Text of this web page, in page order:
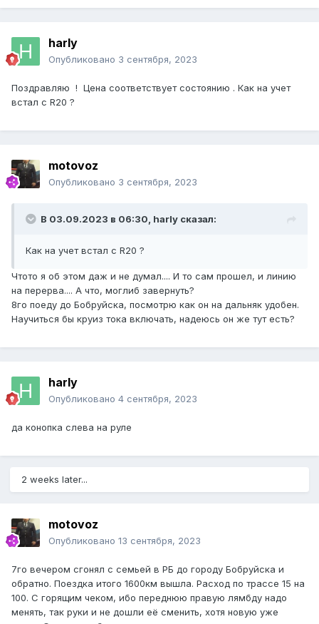
harly
Опубликовано 3 сентября, 2023
Поздравляю ! Цена соответствует состоянию . Как на учет
встал с R20 ?
motovoz
Опубликовано 3 сентября, 2023
В 03.09.2023 в 06:30, harly сказал:
Как на учет встал с R20 ?
Чтото я об этом даж и не думал.... И то сам прошел, и линию
на перерва.... А что, моглиб завернуть?
8го поеду до Бобруйска, посмотрю как он на дальняк удобен.
Научиться бы круиз тока включать, надеюсь он же тут есть?
harly
Опубликовано 4 сентября, 2023
да конопка слева на руле
2 weeks later...
motovoz
Опубликовано 13 сентября, 2023
7го вечером сгонял с семьей в РБ до городу Бобруйска и
обратно. Поездка итого 1600км вышла. Расход по трассе 15 на
100. С горящим чеком, ибо переднюю правую лямбду надо
менять, так руки и не дошли её сменить, хотя новую уже